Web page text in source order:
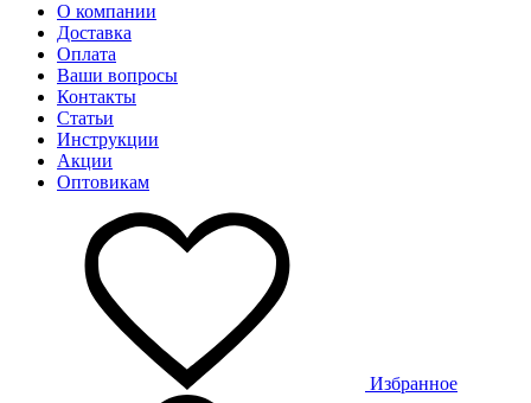
О компании
Доставка
Оплата
Ваши вопросы
Контакты
Статьи
Инструкции
Акции
Оптовикам
Избранное